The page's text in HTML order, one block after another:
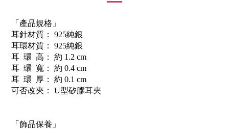
「產品規格」
耳針材質： 925純銀
耳環材質： 925純銀
耳 環 高： 約 1.2 cm
耳 環 寬： 約 0.4 cm
耳 環 厚： 約 0.1 cm
可否改夾： U型矽膠耳夾
「飾品保養」